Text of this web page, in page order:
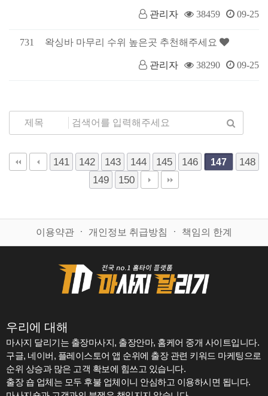
관리자 38459 09-25
731 왁싱바 마무리 수위 높은곳 추천해주세요
관리자 38290 09-25
141 142 143 144 145 146 147
148
149
150
이용약관 ㆍ 개인정보 취급방침 ㆍ 책임의 한계
우리에 대해
마사지 달리기는 출장마사지, 출장안마, 홈케어 중개 사이트입니다.
구글, 네이버, 플레이스토어 앱 순위에 출장 관련 키워드 마케팅으로
순위 상승과 많은 고객 확보에 힘쓰고 있습니다.
출장 숍 업체는 모두 후불 업체이니 안심하고 이용하시면 됩니다.